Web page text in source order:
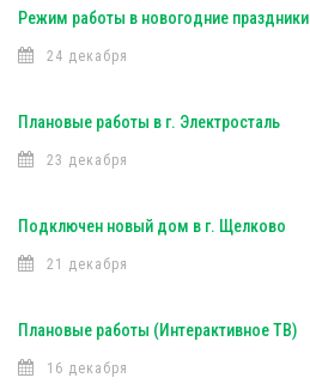
Режим работы в новогодние праздники
24 декабря
Плановые работы в г. Электросталь
23 декабря
Подключен новый дом в г. Щелково
21 декабря
Плановые работы (Интерактивное ТВ)
16 декабря